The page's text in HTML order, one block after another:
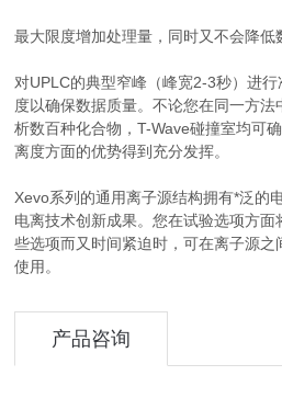
最大限度增加处理量，同时又不会降低
对UPLC的典型窄峰（峰宽2-3秒）进
度以确保数据质量。不论您在同一方
析数百种化合物，T-Wave碰撞室均可
离度方面的优势得到充分发挥。
Xevo系列的通用离子源结构拥有*泛的
电离技术创新成果。您在试验选项方
些选项而又时间紧迫时，可在离子源
使用。
产品咨询